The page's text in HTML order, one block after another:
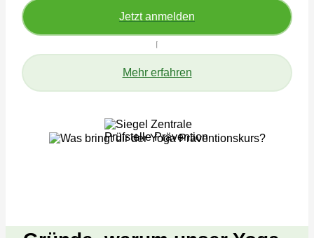
Jetzt anmelden
Mehr erfahren